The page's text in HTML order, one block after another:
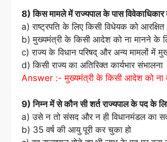
8) किस मामले में राज्यपाल के पास विवेकाधिकार
a) राष्ट्रपति के लिए किसी विधेयक को
b) मुख्यमंत्री के किसी आदेश को ना मानने के
c) राज्य के विधान परिषद् और अन्य मामलों में
d) किसी राज्य का अतिरिक्त कार्यभार संभालना
Answer :- मुख्यमंत्री के किसी आदेश को ना
9) निम्न में से कौन सी शर्त राज्यपाल के पद के
a) उसे न तो संसद और न ही विधानमंडल का
b) 35 वर्ष की आयु पूरी कर चुका हो